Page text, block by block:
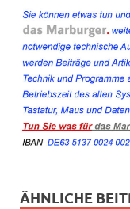
ÄHNLICHE